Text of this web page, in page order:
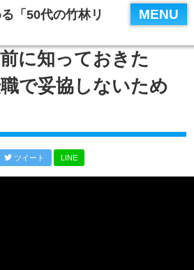
「50代の竹林リ
MENU
に知っておきた
で妥協しないため
ツイート LINE